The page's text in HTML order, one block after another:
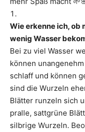
Wie erkenne ich, ob
wenig Wasser
Bei zu viel Wasser
können
schlaff und können
sind die Wurzeln
Blätter runzeln sich
pralle, sattgrüne
silbrige Wurzeln.